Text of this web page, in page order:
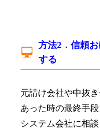
方法2．信頼
する
元請け会社や中抜
あった時の最終手
システム会社に相